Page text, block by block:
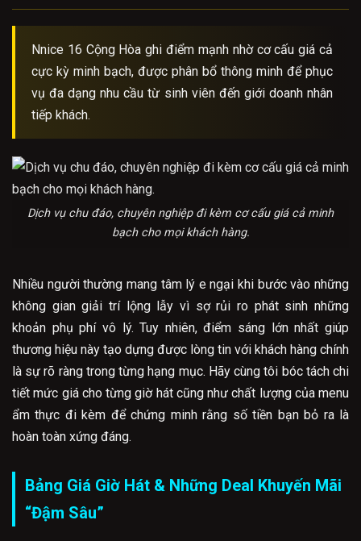
Nnice 16 Cộng Hòa ghi điểm mạnh nhờ cơ cấu giá cả
cực kỳ minh bạch, được phân bổ thông minh để phục
vụ đa dạng nhu cầu từ sinh viên đến giới doanh nhân
tiếp khách.
Dịch vụ chu đáo, chuyên nghiệp đi kèm cơ cấu giá cả minh
bạch cho mọi khách hàng.
Nhiều người thường mang tâm lý e ngại khi bước vào những
không gian giải trí lộng lẫy vì sợ rủi ro phát sinh những
khoản phụ phí vô lý. Tuy nhiên, điểm sáng lớn nhất giúp
thương hiệu này tạo dựng được lòng tin với khách hàng chính
là sự rõ ràng trong từng hạng mục. Hãy cùng tôi bóc tách chi
tiết mức giá cho từng giờ hát cũng như chất lượng của menu
ẩm thực đi kèm để chứng minh rằng số tiền bạn bỏ ra là
hoàn toàn xứng đáng.
Bảng Giá Giờ Hát & Những Deal Khuyến Mãi
“Đậm Sâu”